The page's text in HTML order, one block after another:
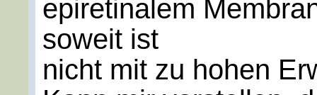
epiretinalem
soweit ist
nicht mit zu hohen